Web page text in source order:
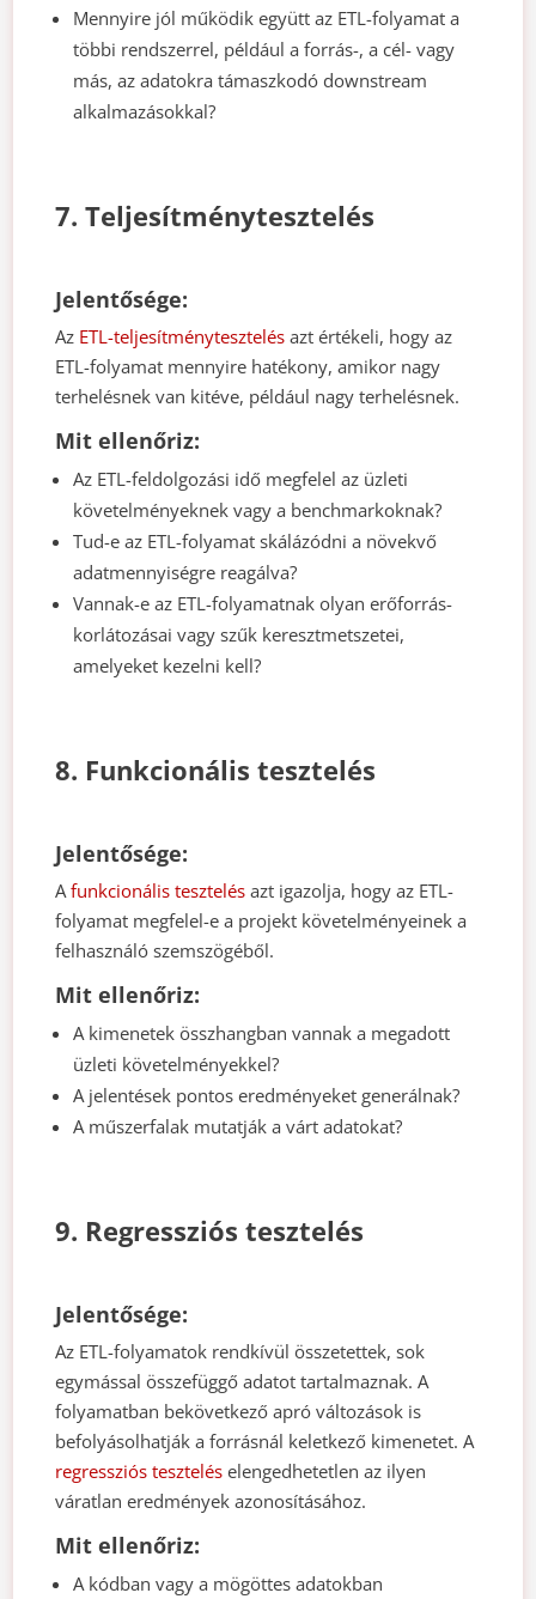
Mennyire jól működik együtt az ETL-folyamat a
többi rendszerrel, például a forrás-, a cél- vagy
más, az adatokra támaszkodó downstream
alkalmazásokkal?
7. Teljesítménytesztelés
Jelentősége:
Az ETL-teljesítménytesztelés azt értékeli, hogy az
ETL-folyamat mennyire hatékony, amikor nagy
terhelésnek van kitéve, például nagy terhelésnek.
Mit ellenőriz:
Az ETL-feldolgozási idő megfelel az üzleti
követelményeknek vagy a benchmarkoknak?
Tud-e az ETL-folyamat skálázódni a növekvő
adatmennyiségre reagálva?
Vannak-e az ETL-folyamatnak olyan erőforrás-
korlátozásai vagy szűk keresztmetszetei,
amelyeket kezelni kell?
8. Funkcionális tesztelés
Jelentősége:
Afunkcionális tesztelés azt igazolja, hogy az ETL-
folyamat megfelel-e a projekt követelményeinek a
felhasználó szemszögéből.
Mit ellenőriz:
A kimenetek összhangban vannak a megadott
üzleti követelményekkel?
A jelentések pontos eredményeket generálnak?
A műszerfalak mutatják a várt adatokat?
9. Regressziós tesztelés
Jelentősége:
Az ETL-folyamatok rendkívül összetettek, sok
egymással összefüggő adatot tartalmaznak. A
folyamatban bekövetkező apró változások is
befolyásolhatják a forrásnál keletkező kimenetet. A
regressziós tesztelés elengedhetetlen az ilyen
váratlan eredmények azonosításához.
Mit ellenőriz:
A kódban vagy a mögöttes adatokban